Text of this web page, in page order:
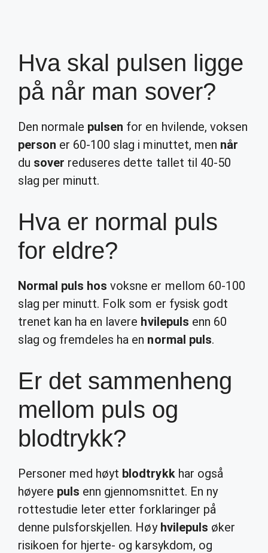
Hva skal pulsen ligge
på når man sover?
Den normale pulsen for en hvilende, voksen
person er 60-100 slag i minuttet, men når
du sover reduseres dette tallet til 40-50
slag per minutt.
Hva er normal puls
for eldre?
Normal puls hos voksne er mellom 60-100
slag per minutt. Folk som er fysisk godt
trenet kan ha en lavere hvilepuls enn 60
slag og fremdeles ha en normal puls.
Er det sammenheng
mellom puls og
blodtrykk?
Personer med høyt blodtrykkhar også
høyere puls enn gjennomsnittet. En ny
rottestudie leter etter forklaringer på
denne pulsforskjellen. Høy hvilepuls øker
risikoen for hjerte- og karsykdom, og